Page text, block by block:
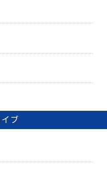
ブ